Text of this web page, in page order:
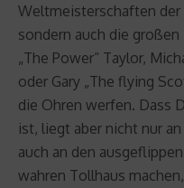
Weltmeisterschaften der
sondern auch die
„The Power“ Taylor,
oder Gary „The flying
die Ohren werfen. Dass
ist, liegt aber nicht nur
auch an den
wahren Tollhaus